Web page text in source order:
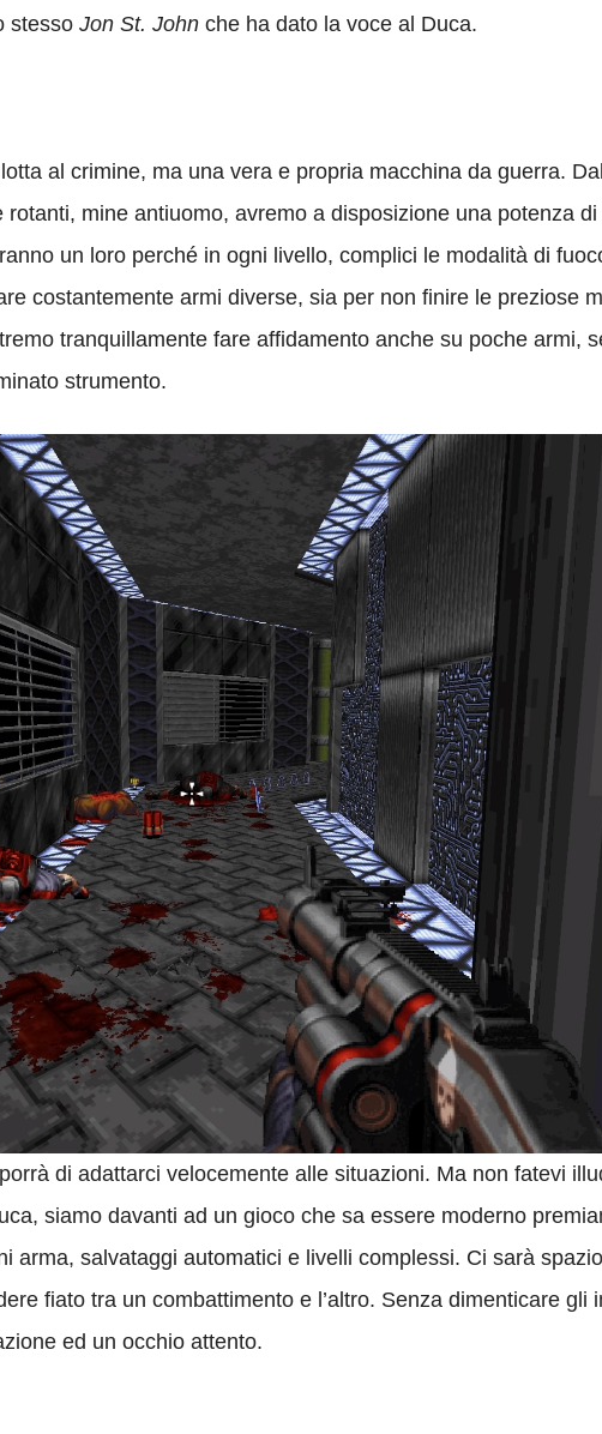
stesso Jon St. John che ha dato la voce al Duca.
al crimine, ma una vera e propria macchina da guerra.
mine antiuomo, avremo a disposizione una potenza
un loro perché in ogni livello, complici le modalità di
costantemente armi diverse, sia per non finire le preziose
tranquillamente fare affidamento anche su poche armi,
strumento.
di adattarci velocemente alle situazioni. Ma non fatevi
siamo davanti ad un gioco che sa essere moderno
arma, salvataggi automatici e livelli complessi. Ci sarà
fiato tra un combattimento e l’altro. Senza dimenticare gli
ed un occhio attento.